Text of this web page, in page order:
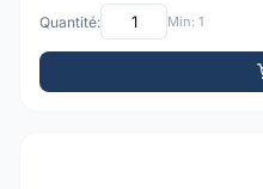
Quantité: Min: 1